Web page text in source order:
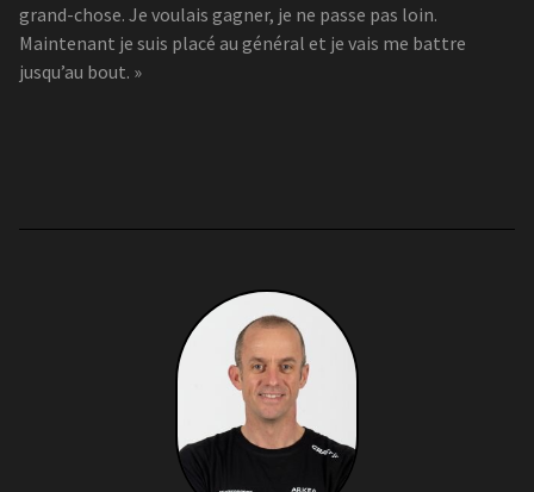
grand-chose. Je voulais gagner, je ne passe pas loin.
Maintenant je suis placé au général et je vais me battre
jusqu’au bout. »